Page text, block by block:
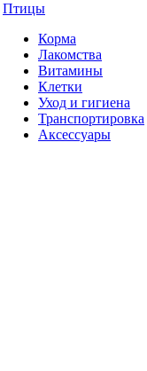
Птицы
Корма
Лакомства
Витамины
Клетки
Уход и гигиена
Транспортировка
Аксессуары